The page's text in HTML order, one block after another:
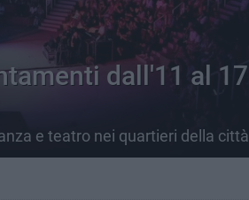
dall'11 al 17
e teatro nei quartieri della città